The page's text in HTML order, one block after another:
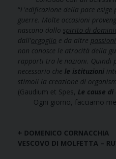
“L'edificazione della pace
guerre. Molte occasioni
nascono dallo spirito di
dall'orgoglio e da altre
non conosce le atrocità della
rapporti tra le nazioni. Quindi
necessario che le istituzioni
stimoli la creazione di
(Gaudium et Spes, Le cause
Ogni giorno, facciamo
+ DOMENICO CORNACCHIA
VESCOVO DI MOLFETTA –